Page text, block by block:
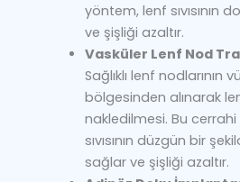
yöntem, lenf sıvısının
ve şişliği azaltır.
Vasküler Lenf Nod
Sağlıklı lenf nodlarının
bölgesinden alınarak
nakledilmesi. Bu
sıvısının düzgün bir
sağlar ve şişliği azaltır.